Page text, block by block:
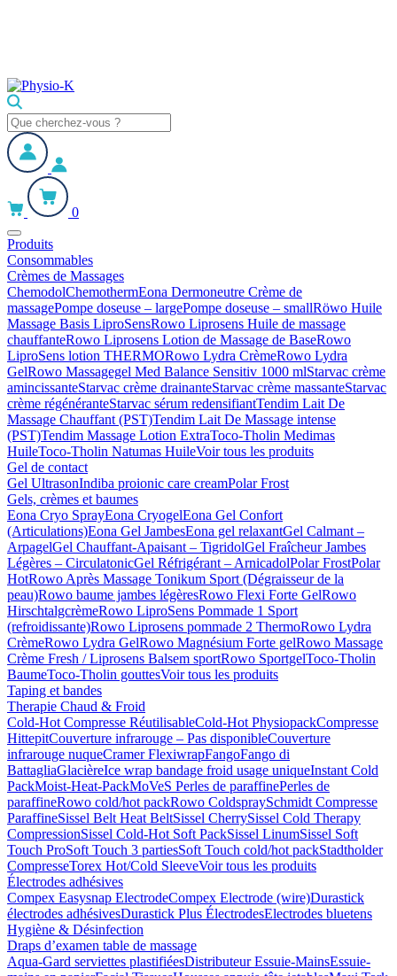
0
Produits
Consommables
Crèmes de Massages
ChemodolChemothermEona Dermoneutre Crème de
massagePompe doseuse – largePompe doseuse – smallRöwo Huile
Massage Basis LiproSensRowo Liprosens Huile de massage
chauffanteRowo Liprosens Lotion de Massage de BaseRowo
LiproSens lotion THERMORowo Lydra CrèmeRowo Lydra
GelRowo Massagegel Med Balance Sensitiv 1000 mlStarvac crème
amincissanteStarvac crème drainanteStarvac crème massanteStarvac
crème régénéranteStarvac sérum redensifiantTendim Lait De
Massage Chauffant (PST)Tendim Lait De Massage intense
(PST)Tendim Massage Lotion ExtraToco-Tholin Medimas
HuileToco-Tholin Natumas HuileVoir tous les produits
Gel de contact
Gel UltrasonIndiba proionic care creamPolar Frost
Gels, crèmes et baumes
Eona Cryo SprayEona CryogelEona Gel Confort
(Articulations)Eona Gel JambesEona gel relaxantGel Calmant –
ArpagelGel Chauffant-Apaisant – TigridolGel Fraîcheur Jambes
Légères – CirculatonicGel Réfrigérant – ArnicadolPolar FrostPolar
HotRowo Après Massage Tonikum Sport (Dégraisseur de la
peau)Rowo baume jambes légèresRowo Flexi Forte GelRowo
HirschtalgcrèmeRowo LiproSens Pommade 1 Sport
(refroidissante)Rowo Liprosens pommade 2 ThermoRowo Lydra
CrèmeRowo Lydra GelRowo Magnésium Forte gelRowo Massage
Crème Fresh / Liprosens Balsem sportRowo SportgelToco-Tholin
BaumeToco-Tholin gouttesVoir tous les produits
Taping et bandes
Therapie Chaud & Froid
Cold-Hot Compresse RéutilisableCold-Hot PhysiopackCompresse
HittepitCouverture infrarouge – Pas disponibleCouverture
infrarouge nuqueCramer FlexiwrapFangoFango di
BattagliaGlacièreIce wrap bandage froid usage uniqueInstant Cold
PackMoist-Heat-PackMoVeS Perles de paraffinePerles de
paraffineRowo cold/hot packRowo ColdspraySchmidt Compresse
ParaffineSissel Belt Heat BeltSissel CherrySissel Cold Therapy
CompressionSissel Cold-Hot Soft PackSissel LinumSissel Soft
Touch ProSoft Touch 3 partiesSoft Touch cold/hot packStadtholder
CompresseTorex Hot/Cold SleeveVoir tous les produits
Électrodes adhésives
Compex Easysnap ElectrodeCompex Electrode (wire)Durastick
électrodes adhésivesDurastick Plus ÉlectrodesElectrodes bluetens
Hygiène & Désinfection
Draps d’examen table de massage
Aqua-Gard serviettes plastifiéesDistributeur Essuie-MainsEssuie-